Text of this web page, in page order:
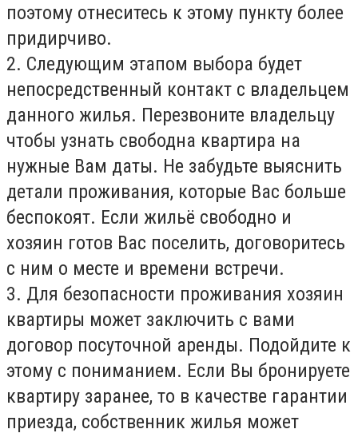
поэтому отнеситесь к этому пункту более
придирчиво.
2. Следующим этапом выбора будет
непосредственный контакт с владельцем
данного жилья. Перезвоните владельцу
чтобы узнать свободна квартира на
нужные Вам даты. Не забудьте выяснить
детали проживания, которые Вас больше
беспокоят. Если жильё свободно и
хозяин готов Вас поселить, договоритесь
с ним о месте и времени встречи.
3. Для безопасности проживания хозяин
квартиры может заключить с вами
договор посуточной аренды. Подойдите к
этому с пониманием. Если Вы бронируете
квартиру заранее, то в качестве гарантии
приезда, собственник жилья может